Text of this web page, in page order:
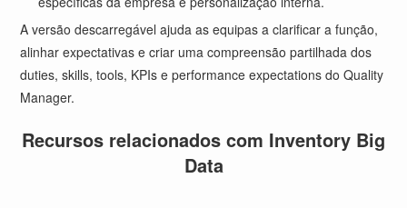
A versão descarregável ajuda as equipas a clarificar a função,
alinhar expectativas e criar uma compreensão partilhada dos
duties, skills, tools, KPIs e performance expectations do Quality
Manager.
Recursos relacionados com Inventory Big
Data